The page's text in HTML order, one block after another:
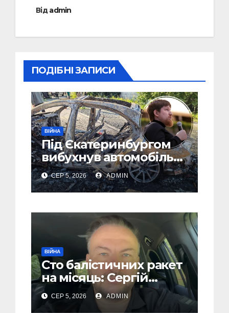
Відadmin
ПОДІБНІ ЗАПИСИ
ВІЙНА
Під Єкатеринбургом
вибухнув автомобіль
голови компанії-
виробника дронів
“Упир” – перші
СЕР 5, 2026 ADMIN
ВІЙНА
Сто балістичних ракет
на місяць: Сергій
“Флеш” закликав
українців готуватися
СЕР 5, 2026 ADMIN